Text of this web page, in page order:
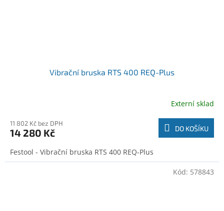
Vibrační bruska RTS 400 REQ-Plus
Externí sklad
11 802 Kč bez DPH
14 280 Kč DO KOŠÍKU
Festool - Vibrační bruska RTS 400 REQ-Plus
Kód: 578843